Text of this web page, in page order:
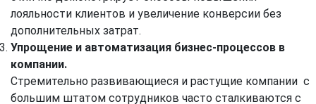
лояльности клиентов и увеличение конверсии без
дополнительных затрат.
Упрощение и автоматизация бизнес-процессов в
компании.
Стремительно развивающиеся и растущие компании с
большим штатом сотрудников часто сталкиваются с